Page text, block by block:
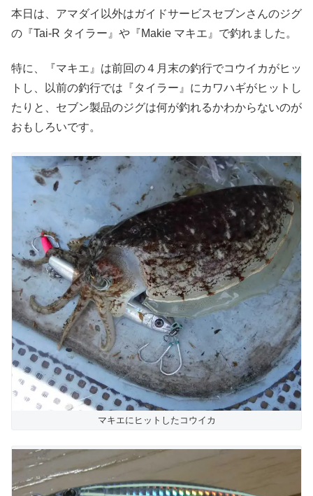
本日は、アマダイ以外はガイドサービスセブンさんのジグ
の『Tai-R タイラー』や『Makie マキエ』で釣れました。
特に、『マキエ』は前回の４月末の釣行でコウイカがヒッ
トし、以前の釣行では『タイラー』にカワハギがヒットし
たりと、セブン製品のジグは何が釣れるかわからないのが
おもしろいです。
マキエにヒットしたコウイカ